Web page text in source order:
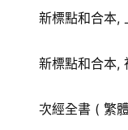
新標點和合本,
新標點和合本,
次經全書 ( 繁